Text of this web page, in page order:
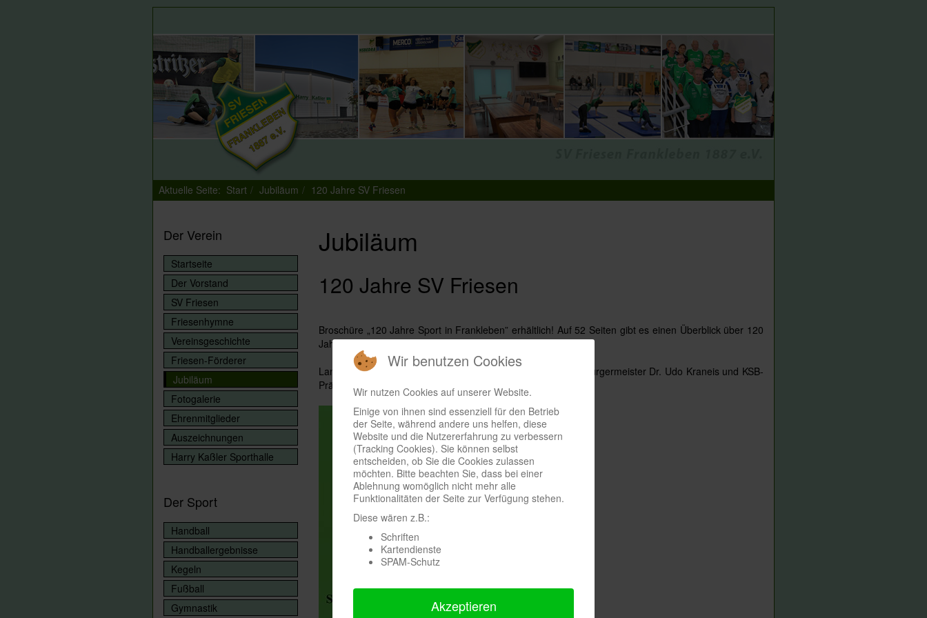
Aktuelle Seite: Start Jubiläum 120 Jahre SV Friesen
Jubiläum
120 Jahre SV Friesen
Broschüre „120 Jahre Sport in Frankleben” erhältlich! Auf 52 Seiten gibt es einen Überblick über 120
Jahre Sport in der Geiseltal-Gemeinde.
Landrat Frank Bannert, Bürgermeister Frank Gebhardt, Ortsbürgermeister Dr. Udo Kraneis und KSB-
Präsident Horst Moses schrieben Grußadressen.
Der Verein
Startseite
Der Vorstand
SV Friesen
Friesenhymne
Vereinsgeschichte
Friesen-Förderer
Jubiläum
Fotogalerie
Ehrenmitglieder
Auszeichnungen
Harry Kaßler Sporthalle
Der Sport
Handball
Handballergebnisse
Kegeln
Fußball
Gymnastik
Wir benutzen Cookies
Wir nutzen Cookies auf unserer Website.
Einige von ihnen sind essenziell für den Betrieb
der Seite, während andere uns helfen, diese
Website und die Nutzererfahrung zu verbessern
(Tracking Cookies). Sie können selbst
entscheiden, ob Sie die Cookies zulassen
möchten. Bitte beachten Sie, dass bei einer
Ablehnung womöglich nicht mehr alle
Funktionalitäten der Seite zur Verfügung stehen.
Diese wären z.B.:
Schriften
Kartendienste
SPAM-Schutz
Akzeptieren